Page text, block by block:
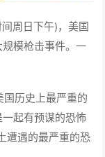
周日下午)，美国
模枪击事件。一
历史上最严重的
起有预谋的恐怖
遭遇的最严重的恐